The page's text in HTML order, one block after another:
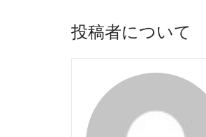
投稿者について